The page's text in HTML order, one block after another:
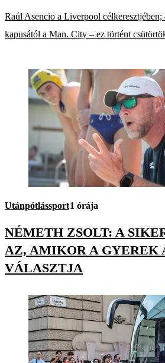
Raúl Asencio a Liverpool
kapusától a Man. City – ez történt
Utánpótlássport1 órája
NÉMETH ZSOLT: A
AZ, AMIKOR A GYEREK
VÁLASZTJA